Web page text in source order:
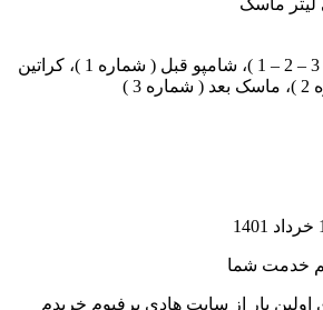
پک کامل ( 3 – 2 – 1 )، شامپو قبل ( شماره 1 )، کراتین
)
خدمت شما
اولین بار از سایت هادی پرفیوم خریدم